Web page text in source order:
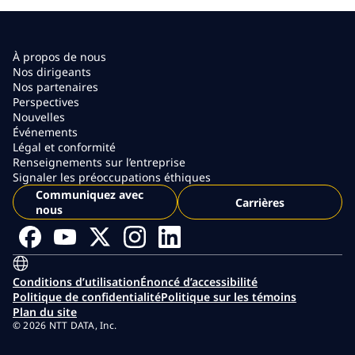
À propos de nous
Nos dirigeants
Nos partenaires
Perspectives
Nouvelles
Événements
Légal et conformité
Renseignements sur l’entreprise
Signaler les préoccupations éthiques
Communiquez avec
nous
Carrières
Conditions d’utilisationÉnoncé d’accessibilité
Politique de confidentialitéPolitique sur les témoins
Plan du site
© 2026 NTT DATA, Inc.